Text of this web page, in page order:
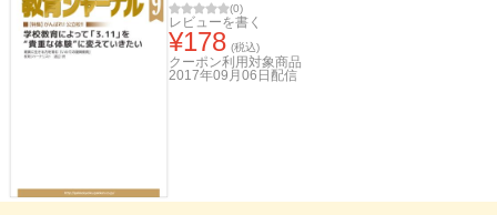
(0)
レビューを書く
¥178 (税込)
クーポン利用対象商品
2017年09月06日 配信